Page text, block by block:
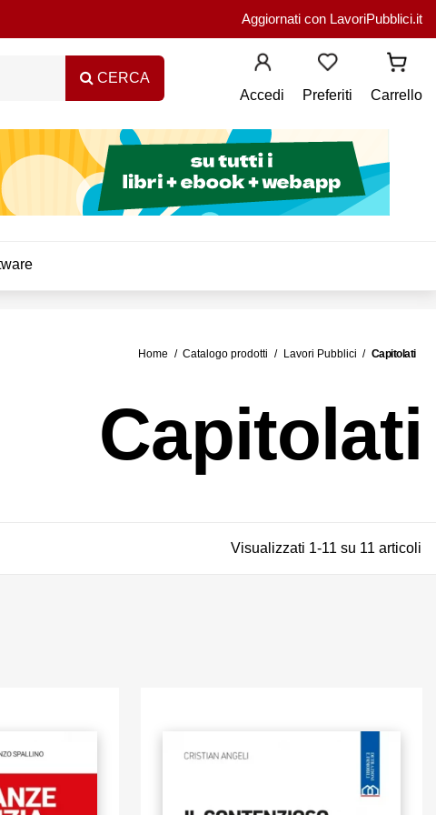
Aggiornati con LavoriPubblici.it
CERCA
Accedi
Preferiti Carrello
Home Catalogo prodotti Lavori Pubblici Capitolati
Capitolati
Visualizzati 1-11 su 11 articoli